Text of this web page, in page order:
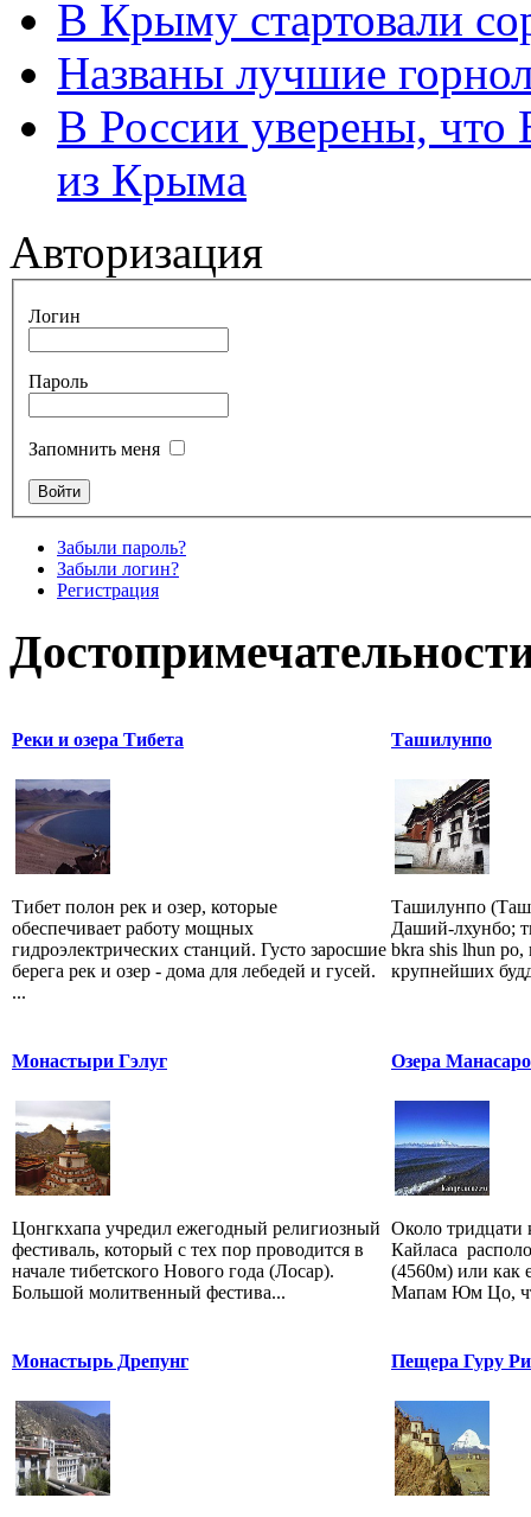
В Крыму стартовали
Названы лучшие
В России уверены, что
из Крыма
Авторизация
Логин
Пароль
Запомнить меня
Забыли пароль?
Забыли логин?
Регистрация
Реки и озера Тибета
Тибет полон рек и озер, которые
обеспечивает работу мощных
гидроэлектрических станций. Густо заросшие
берега рек и озер - дома для лебедей и гусей.
...
Ташилунпо
Ташилунпо
Даший-лхунбо;
bkra shis lhun
крупнейших
Монастыри Гэлуг
Цонгкхапа учредил ежегодный религиозный
фестиваль, который с тех пор проводится в
начале тибетского Нового года (Лосар).
Большой молитвенный фестива...
Озера
Около тридцати
Кайласа
(4560м) или как
Мапам Юм Цо,
Монастырь Дрепунг Пещера Гуру